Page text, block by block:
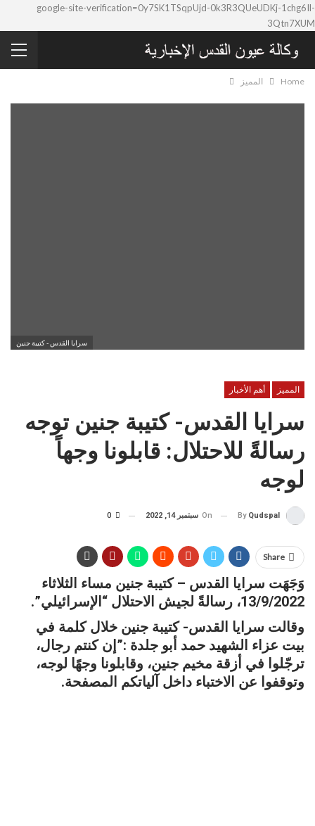
google-site-verification=0y7SK1TSqpUjd-0k3R3QUeUDKj-1chg6Il-
3Qtn7XUM
Home المميز
سرايا القدس - كتيبة جنين
المميز أهم الأخبار
سرايا القدس- كتيبة جنين توجه
رسالةً للاحتلال: قابلونا وجهاً
لوجه
By Qudspal
On سبتمبر 14, 2022
Share
وَجَهَت سرايا القدس – كتيبة جنين مساء الثلاثاء
13/9/2022، رسالةً لجيش الاحتلال “الإسرائيلي”.
وقالت سرايا القدس- كتيبة جنين خلال كلمة في
بيت عزاء الشهيد حمد أبو جلدة :”إن كنتم رجال،
ترجّلوا في أزقة مخيم جنين، وقابلونا وجهًا لوجه،
وتوقفوا عن الاختباء داخل آلياتكم المصفحة.